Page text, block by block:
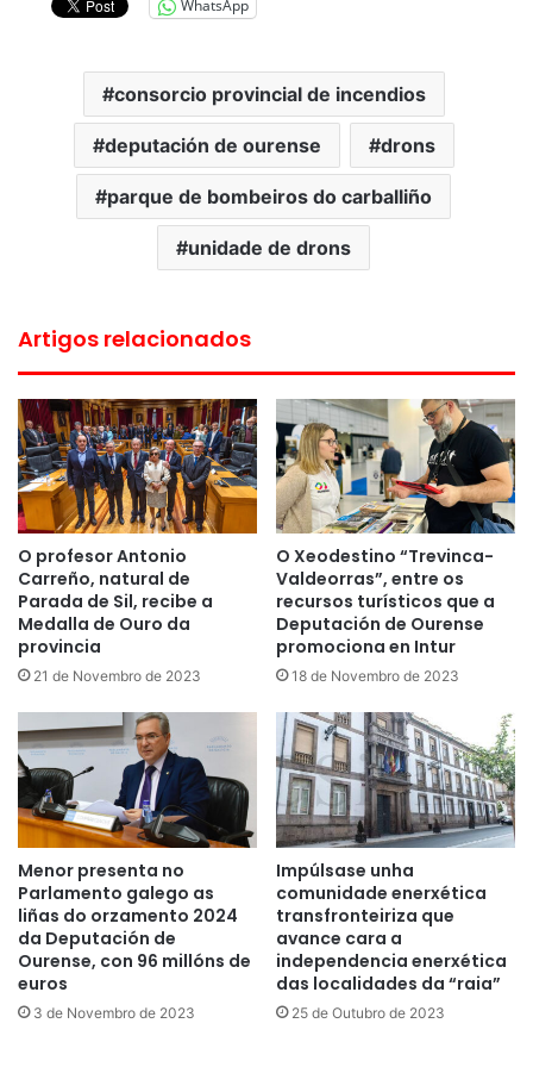
WhatsApp
consorcio provincial de incendios
deputación de ourense drons
parque de bombeiros do carballiño
unidade de drons
Artigos relacionados
O profesor Antonio
Carreño, natural de
Parada de Sil, recibe a
Medalla de Ouro da
provincia
21 de Novembro de 2023
O Xeodestino “Trevinca-
Valdeorras”, entre os
recursos turísticos que a
Deputación de Ourense
promociona en Intur
18 de Novembro de 2023
Menor presenta no
Parlamento galego as
liñas do orzamento 2024
da Deputación de
Ourense, con 96 millóns de
euros
3 de Novembro de 2023
Impúlsase unha
comunidade enerxética
transfronteiriza que
avance cara a
independencia enerxética
das localidades da “raia”
25 de Outubro de 2023